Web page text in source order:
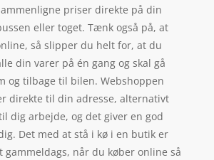
priser direkte på din
eller toget. Tænk også på, at
så slipper du helt for, at du
din varer på én gang og skal gå
og tilbage til bilen. Webshoppen
direkte til din adresse, alternativt
dig arbejde, og det giver en god
Det med at stå i kø i en butik er
når du køber online så